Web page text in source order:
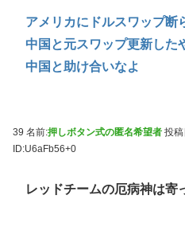
アメリカにドルスワップ断
中国と元スワップ更新した
中国と助け合いなよ
39 名前:押しボタン式の匿名希望者 投
ID:U6aFb56+0
レッドチームの厄病神は寄